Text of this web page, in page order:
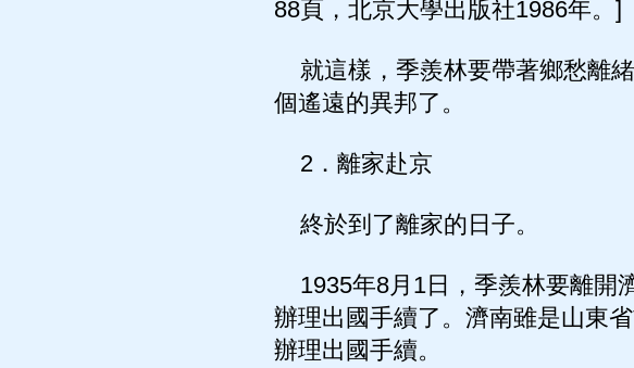
88頁，北京大學出版社1986年。]
就這樣，季羨林要帶著鄉愁離
個遙遠的異邦了。
2．離家赴京
終於到了離家的日子。
1935年8月1日，季羨林要離開
辦理出國手續了。濟南雖是山東
辦理出國手續。